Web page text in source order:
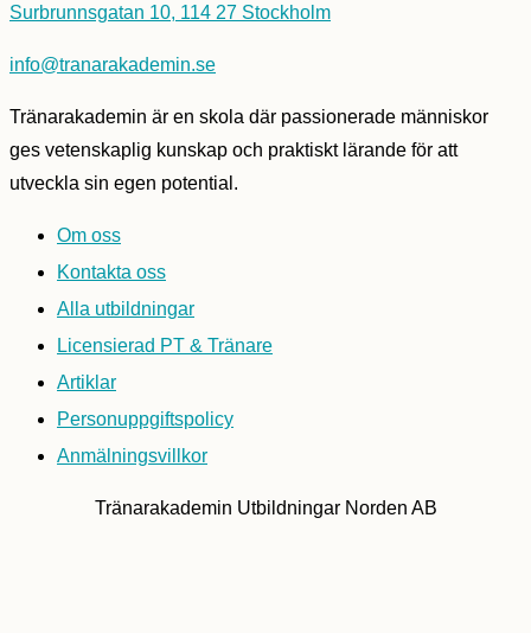
Surbrunnsgatan 10, 114 27 Stockholm
info@tranarakademin.se
Tränarakademin är en skola där passionerade människor
ges vetenskaplig kunskap och praktiskt lärande för att
utveckla sin egen potential.
Om oss
Kontakta oss
Alla utbildningar
Licensierad PT & Tränare
Artiklar
Personuppgiftspolicy
Anmälningsvillkor
Tränarakademin Utbildningar Norden AB